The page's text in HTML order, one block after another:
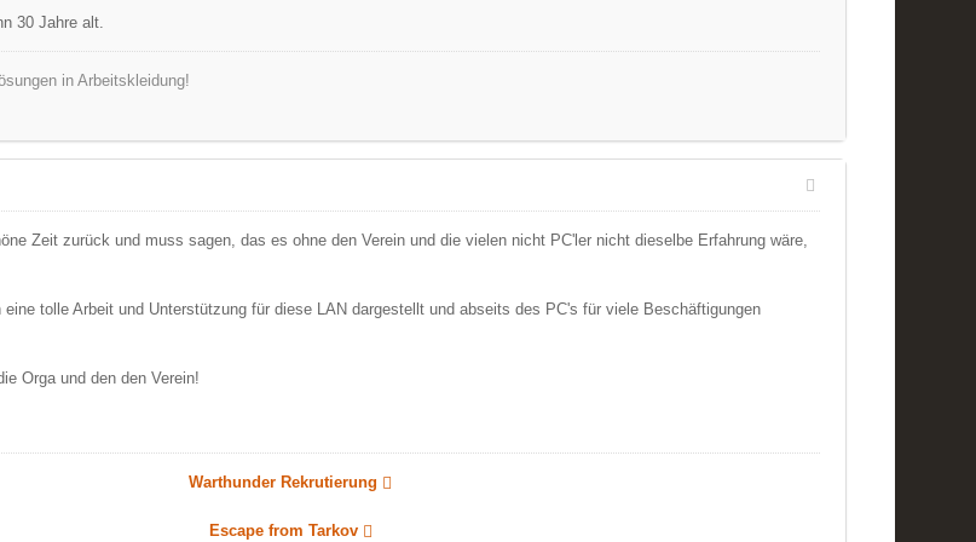
30 Jahre alt.
in Arbeitskleidung!
Zeit zurück und muss sagen, das es ohne den Verein und die vielen nicht PC'ler nicht dieselbe Erfahrung wäre,
eine tolle Arbeit und Unterstützung für diese LAN dargestellt und abseits des PC's für viele Beschäftigungen
Orga und den den Verein!
Warthunder Rekrutierung
Escape from Tarkov